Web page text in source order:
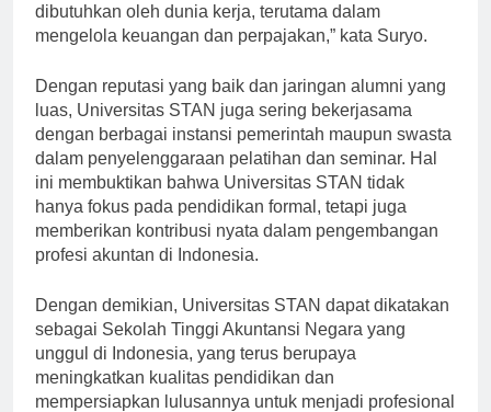
dibutuhkan oleh dunia kerja, terutama dalam
mengelola keuangan dan perpajakan,” kata Suryo.
Dengan reputasi yang baik dan jaringan alumni yang
luas, Universitas STAN juga sering bekerjasama
dengan berbagai instansi pemerintah maupun swasta
dalam penyelenggaraan pelatihan dan seminar. Hal
ini membuktikan bahwa Universitas STAN tidak
hanya fokus pada pendidikan formal, tetapi juga
memberikan kontribusi nyata dalam pengembangan
profesi akuntan di Indonesia.
Dengan demikian, Universitas STAN dapat dikatakan
sebagai Sekolah Tinggi Akuntansi Negara yang
unggul di Indonesia, yang terus berupaya
meningkatkan kualitas pendidikan dan
mempersiapkan lulusannya untuk menjadi profesional